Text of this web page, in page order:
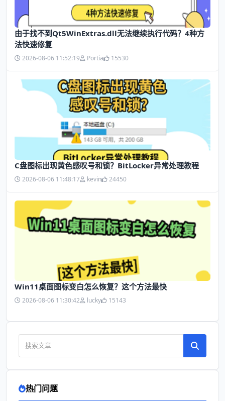
由于找不到Qt5WinExtras.dll无法继续执行代码？4种方
法快速修复
2026-08-06 11:52:19 Portia 15530
C盘图标出现黄色感叹号和锁？BitLocker异常处理教程
2026-08-06 11:48:17 kevin 24450
Win11桌面图标变白怎么恢复？这个方法最快
2026-08-06 11:30:42 lucky 15143
热门问题